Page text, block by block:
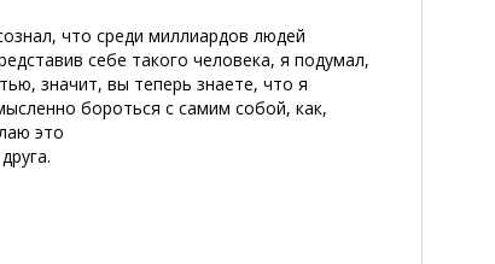
что среди миллиардов людей
себе такого человека, я подумал,
значит, вы теперь знаете, что я
бороться с самим собой, как,
это